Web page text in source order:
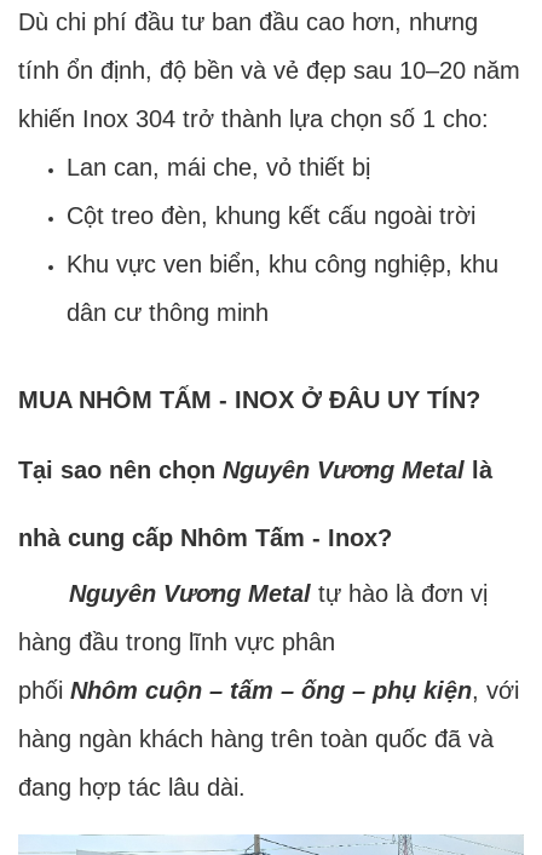
Dù chi phí đầu tư ban đầu cao hơn, nhưng
tính ổn định, độ bền và vẻ đẹp sau 10–20 năm
khiến Inox 304 trở thành lựa chọn số 1 cho:
Lan can, mái che, vỏ thiết bị
Cột treo đèn, khung kết cấu ngoài trời
Khu vực ven biển, khu công nghiệp, khu
dân cư thông minh
MUA NHÔM TẤM - INOX Ở ĐÂU UY TÍN?
Tại sao nên chọn Nguyên Vương Metal là
nhà cung cấp Nhôm Tấm - Inox?
Nguyên Vương Metal tự hào là đơn vị
hàng đầu trong lĩnh vực phân
phối Nhôm cuộn – tấm – ống – phụ kiện, với
hàng ngàn khách hàng trên toàn quốc đã và
đang hợp tác lâu dài.